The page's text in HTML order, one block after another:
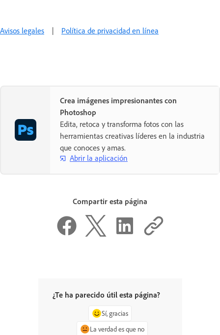
Avisos legales | Política de privacidad en línea
Crea imágenes impresionantes con
Photoshop
Edita, retoca y transforma fotos con las
herramientas creativas líderes en la industria
que conoces y amas.
Abrir la aplicación
Compartir esta página
¿Te ha parecido útil esta página?
Sí, gracias
La verdad es que no